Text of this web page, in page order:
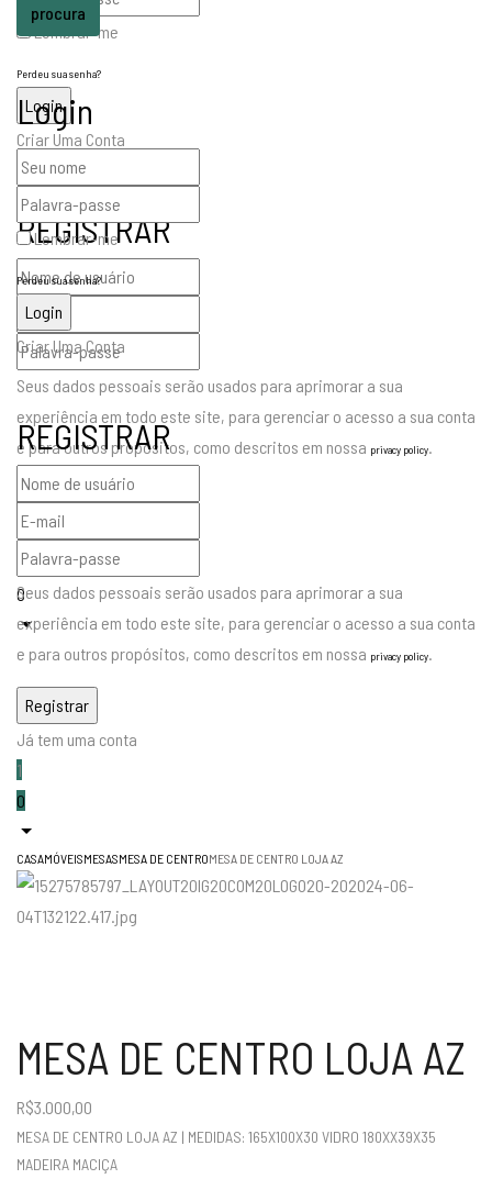
Lembrar-me
Perdeu sua senha?
Criar Uma Conta
REGISTRAR
Seus dados pessoais serão usados para aprimorar a sua
experiência em todo este site, para gerenciar o acesso a sua conta
e para outros propósitos, como descritos em nossa privacy policy.
Já tem uma conta
0
procura
Login
Lembrar-me
Perdeu sua senha?
Criar Uma Conta
REGISTRAR
Seus dados pessoais serão usados para aprimorar a sua
experiência em todo este site, para gerenciar o acesso a sua conta
e para outros propósitos, como descritos em nossa privacy policy.
Já tem uma conta
1
0
CASAMÓVEISMESASMESA DE CENTROMESA DE CENTRO LOJA AZ
MESA DE CENTRO LOJA AZ
R$3.000,00
MESA DE CENTRO LOJA AZ | MEDIDAS: 165X100X30 VIDRO 180XX39X35
MADEIRA MACIÇA